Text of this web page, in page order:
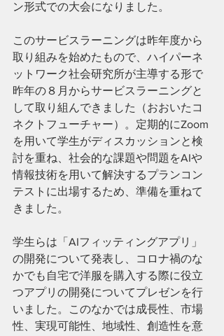
ン形式での大会になりました。
このサービスラーニングは昨年度から
取り組みを始めたもので、ハイパーネ
ットワーク社会研究所が主導する形で
昨年の８月からサービスラーニングと
して取り組んできました（おおいたコ
ネクトフューチャー）。定期的にZoom
を用いて学生がディスカッションと検
討を重ね、社会的な課題や問題をAIや
情報技術を用いて解決するプランコン
テストに出場するため、準備を重ねて
きました。
学生らは「AIフィッティングアプリ」
の開発について発表し、コロナ禍のな
かでも自宅で洋服を購入する際に役立
つアプリの開発についてプレゼンを行
いました。このなかでは成長性、市場
性、実現可能性、地域性、創造性を意